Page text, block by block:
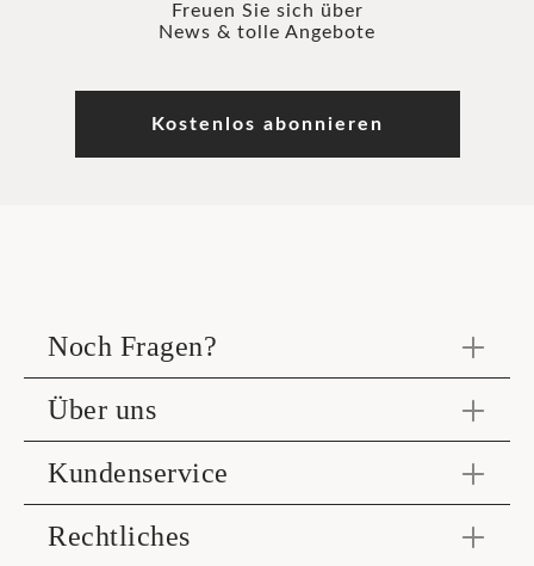
Freuen Sie sich über
News & tolle Angebote
Kostenlos abonnieren
Noch Fragen?
Über uns
Kundenservice
Rechtliches